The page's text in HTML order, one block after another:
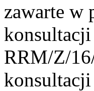
zawarte w
RRM/Z/
konsultacji